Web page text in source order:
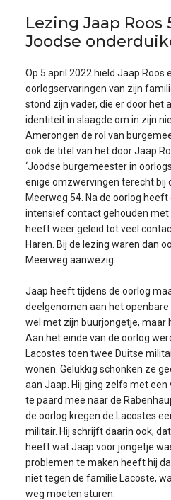
Lezing Jaap Roos
Joodse
Op 5 april 2022 hield Jaap Roos
oorlogservaringen van zijn
stond zijn vader, die er door het
identiteit in slaagde om in zijn
Amerongen de rol van
ook de titel van het door Jaap
‘Joodse burgemeester in
enige omzwervingen terecht bij
Meerweg 54. Na de oorlog
intensief contact gehouden met
heeft weer geleid tot veel
Haren. Bij de lezing waren dan
Meerweg aanwezig.
Jaap heeft tijdens de oorlog
deelgenomen aan het openbare
wel met zijn buurjongetje, maar
Aan het einde van de oorlog
Lacostes toen twee Duitse
wonen. Gelukkig schonken ze
aan Jaap. Hij ging zelfs met
te paard mee naar de
de oorlog kregen de Lacostes
militair. Hij schrijft daarin ook,
heeft wat Jaap voor jongetje
problemen te maken heeft hij
niet tegen de familie Lacoste,
weg moeten sturen.